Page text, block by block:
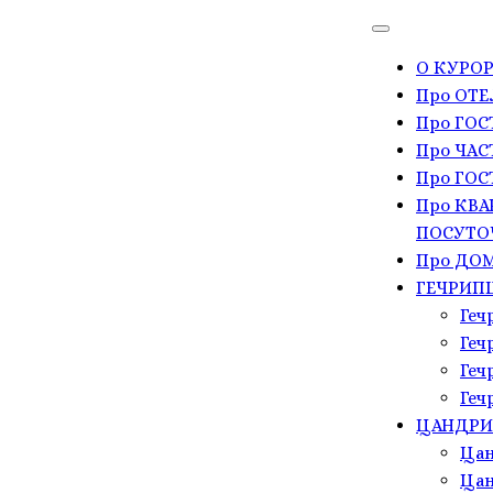
О
Про
Про
Про
Про
Про
Про